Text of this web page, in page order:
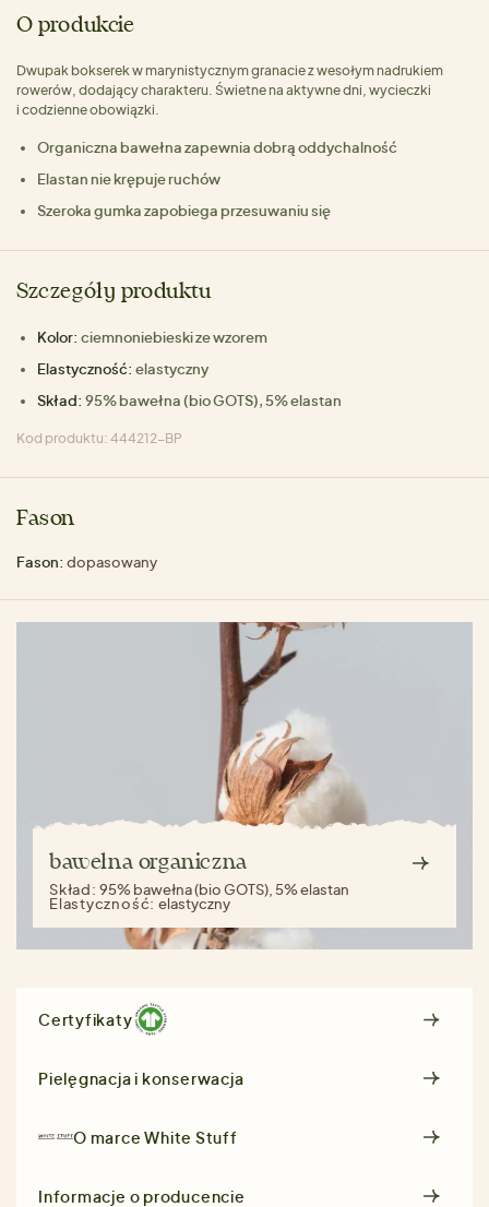
O produkcie
Dwupak bokserek w marynistycznym granacie z wesołym nadrukiem
rowerów, dodający charakteru. Świetne na aktywne dni, wycieczki
i codzienne obowiązki.
Organiczna bawełna zapewnia dobrą oddychalność
Elastan nie krępuje ruchów
Szeroka gumka zapobiega przesuwaniu się
Szczegóły produktu
Kolor: ciemnoniebieski ze wzorem
Elastyczność: elastyczny
Skład: 95% bawełna (bio GOTS), 5% elastan
Kod produktu: 444212-BP
Fason
Fason: dopasowany
bawełna organiczna
Skład:95% bawełna (bio GOTS), 5% elastan
Elastyczność: elastyczny
Certyfikaty
Pielęgnacja i konserwacja
O marceWhite Stuff
Informacje o producencie